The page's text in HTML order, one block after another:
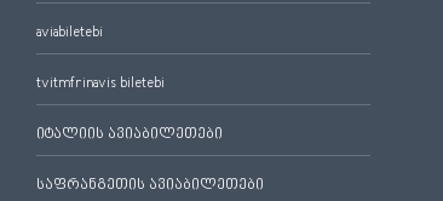
aviabiletebi
tvitmfrinavis biletebi
იტალიის ავიაბილეთები
საფრანგეთის ავიაბილეთები